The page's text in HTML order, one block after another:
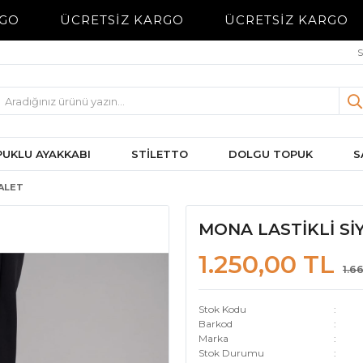
ÜCRETSİZ KARGO ÜCRETSİZ KARGO
AYAKKABI STİLETTO DOLGU TOPUK
MONA LASTİKLİ
1.250,00 TL
Stok Kodu
Barkod
Marka
Stok Durumu